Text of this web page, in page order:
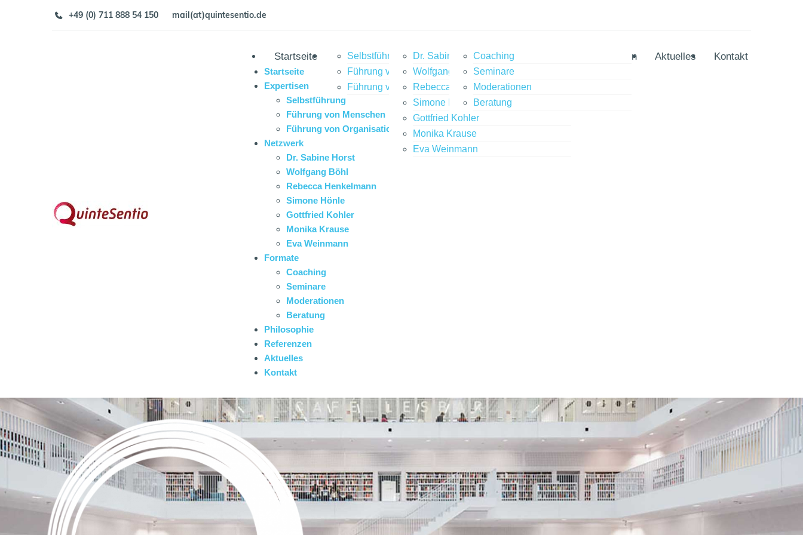
+49 (0) 711 888 54 150 mail(at)quintesentio.de
Startseite Expertisen
Selbstführung
Führung von Menschen
Führung von Organisationen
Netzwerk
Dr. Sabine Horst
Wolfgang Böhl
Rebecca Henkelmann
Simone Hönle
Gottfried Kohler
Monika Krause
Eva Weinmann
Formate
Coaching
Seminare
Moderationen
Beratung
Referenzen Aktuelles Kontakt
Startseite
Expertisen
Selbstführung
Führung von Menschen
Führung von Organisationen
Netzwerk
Dr. Sabine Horst
Wolfgang Böhl
Rebecca Henkelmann
Simone Hönle
Gottfried Kohler
Monika Krause
Eva Weinmann
Formate
Coaching
Seminare
Moderationen
Beratung
Philosophie
Referenzen
Aktuelles
Kontakt